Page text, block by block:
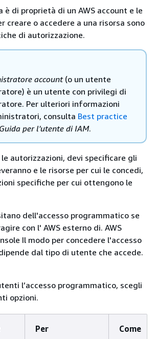
è di proprietà di un AWS account e le
creare o accedere a una risorsa sono
di autorizzazione.
account(o un utente
è un utente con privilegi di
Per ulteriori informazioni
consulta Best practice
Guida per l'utente di IAM.
autorizzazioni, devi specificare gli
e le risorse per cui le concedi,
specifiche per cui ottengono le
dell'accesso programmatico se
con l' AWS esterno di. AWS
Il modo per concedere l'accesso
dal tipo di utente che accede.
l’accesso programmatico, scegli
opzioni.
Per Come